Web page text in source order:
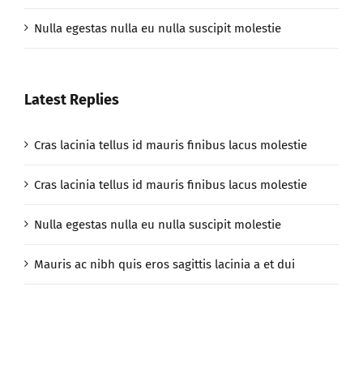
Nulla egestas nulla eu nulla suscipit molestie
Latest Replies
Cras lacinia tellus id mauris finibus lacus molestie
Cras lacinia tellus id mauris finibus lacus molestie
Nulla egestas nulla eu nulla suscipit molestie
Mauris ac nibh quis eros sagittis lacinia a et dui